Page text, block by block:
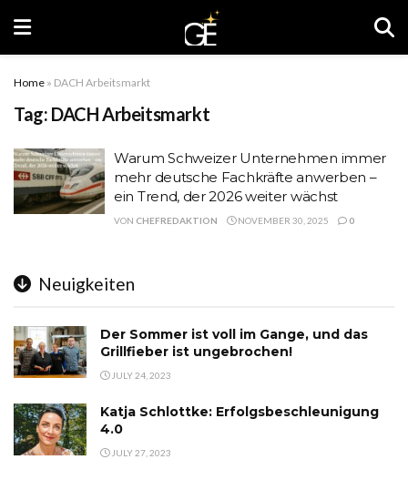
Home » DACH Arbeitsmarkt
Tag: DACH Arbeitsmarkt
Warum Schweizer Unternehmen immer
mehr deutsche Fachkräfte anwerben –
ein Trend, der 2026 weiter wächst
VON CHEFREDAKTION NOVEMBER 30, 2025 0
Neuigkeiten
Der Sommer ist voll im Gange, und das
Grillfieber ist ungebrochen!
JULY 24, 2023
Katja Schlottke: Erfolgsbeschleunigung
4.0
JULY 27, 2023